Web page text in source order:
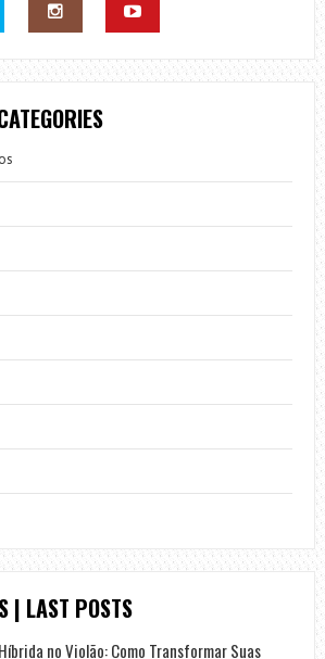
| LAST POSTS
no Violão: Como Transformar Suas